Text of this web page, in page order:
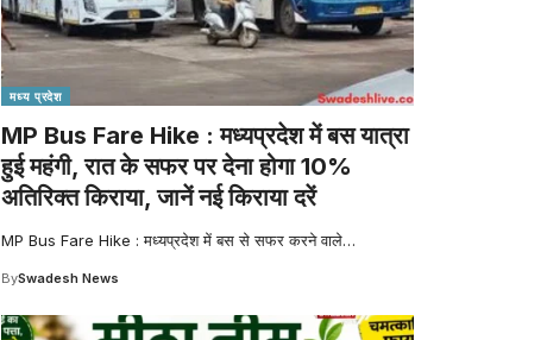
मध्य प्रदेश
MP Bus Fare Hike : मध्यप्रदेश में बस यात्रा
हुई महंगी, रात के सफर पर देना होगा 10%
अतिरिक्त किराया, जानें नई किराया दरें
MP Bus Fare Hike : मध्यप्रदेश में बस से सफर करने वाले…
BySwadesh News